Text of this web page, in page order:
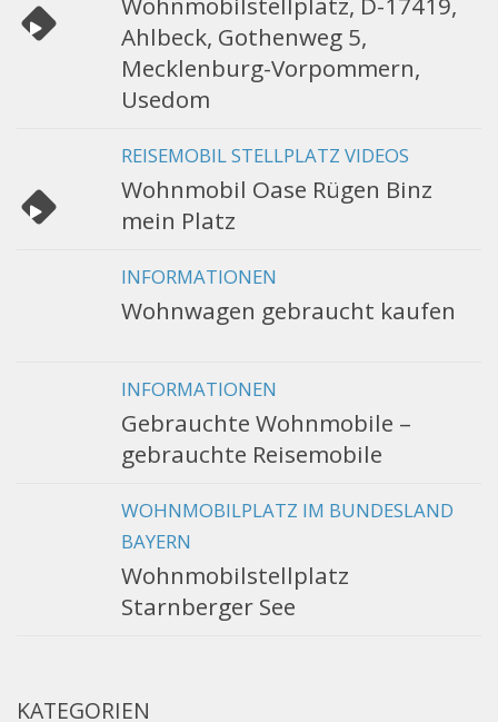
Ahlbeck, Gothenweg 5,
Mecklenburg-Vorpommern,
Usedom
REISEMOBIL STELLPLATZ VIDEOS
Wohnmobil Oase Rügen Binz
mein Platz
INFORMATIONEN
Wohnwagen gebraucht kaufen
INFORMATIONEN
Gebrauchte Wohnmobile –
gebrauchte Reisemobile
WOHNMOBILPLATZ IM BUNDESLAND
BAYERN
Wohnmobilstellplatz
Starnberger See
KATEGORIEN